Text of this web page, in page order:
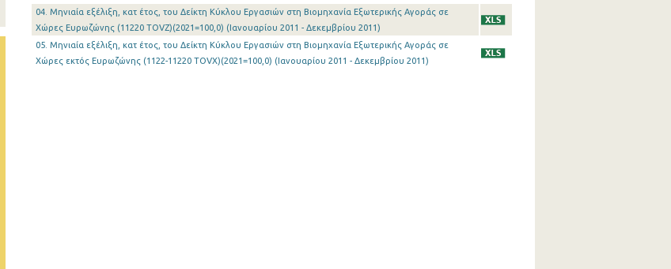
04. Μηνιαία εξέλιξη, κατ έτος, του Δείκτη Κύκλου Εργασιών στη Βιομηχανία Εξωτερικής Αγοράς σε
Χώρες Ευρωζώνης (11220 TOVZ)(2021=100,0) (Ιανουαρίου 2011 - Δεκεμβρίου 2011)
05. Μηνιαία εξέλιξη, κατ έτος, του Δείκτη Κύκλου Εργασιών στη Βιομηχανία Εξωτερικής Αγοράς σε
Χώρες εκτός Ευρωζώνης (1122-11220 TOVX)(2021=100,0) (Ιανουαρίου 2011 - Δεκεμβρίου 2011)